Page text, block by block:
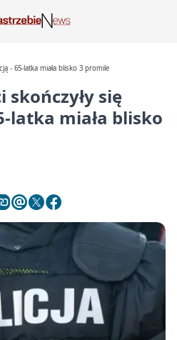
- 65-latka miała blisko 3 promile
skończyły się
latka miała blisko